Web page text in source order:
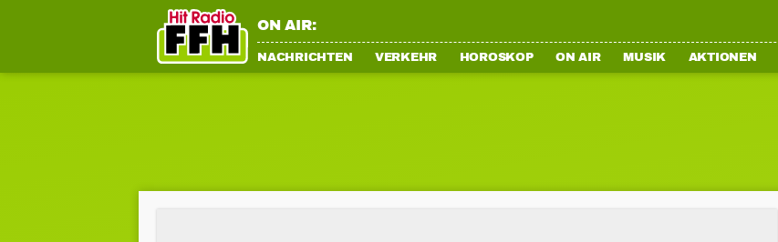
ON AIR:
NACHRICHTEN VERKEHR HOROSKOP ON AIR MUSIK AKTIONEN